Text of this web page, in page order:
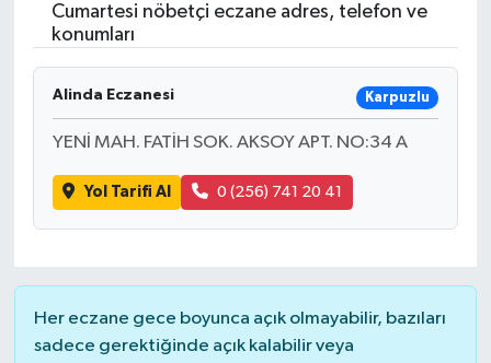
Cumartesi nöbetçi eczane adres, telefon ve
konumları
Alinda Eczanesi Karpuzlu
YENİ MAH. FATİH SOK. AKSOY APT. NO:34 A
Yol Tarifi Al 0 (256) 741 20 41
Her eczane gece boyunca açık olmayabilir, bazıları
sadece gerektiğinde açık kalabilir veya
Haber Arşivi